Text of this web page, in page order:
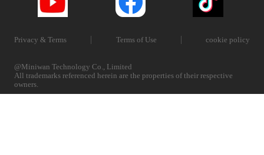
Privacy & Terms Terms of Use cookie policy
@Miniwan Technology Co., Limited
All trademarks referenced herein are the properties of their respective
owners.